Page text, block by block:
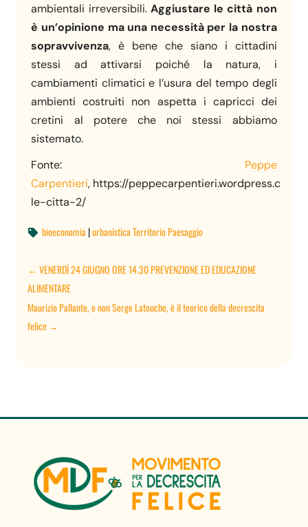
ambientali irreversibili. Aggiustare le città non
è un’opinione ma una necessità per la nostra
sopravvivenza, è bene che siano i cittadini
stessi ad attivarsi poiché la natura, i
cambiamenti climatici e l’usura del tempo degli
ambienti costruiti non aspetta i capricci dei
cretini al potere che noi stessi abbiamo
sistemato.
Fonte: Peppe
Carpentieri, https://
le-citta-2/
 bioeconomia|urbanistica Territorio Paesaggio
←VENERDÌ 24 GIUGNO ORE 14.30 PREVENZIONE ED EDUCAZIONE
ALIMENTARE
Maurizio Pallante, e non Serge Latouche, è il teorico della decrescita
felice →